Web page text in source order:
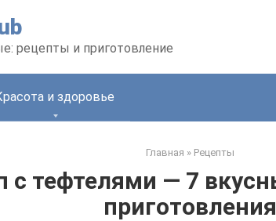
рецепты и приготовление
и здоровье
Главная » Рецепты
с тефтелями — 7
приготовления